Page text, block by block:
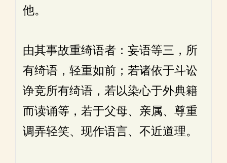
他。
由其事故重绮语者：妄语等三，所
有绮语，轻重如前；若诸依于斗讼
诤竞所有绮语，若以染心于外典籍
而读诵等，若于父母、亲属、尊重
调弄轻笑、现作语言、不近道理。